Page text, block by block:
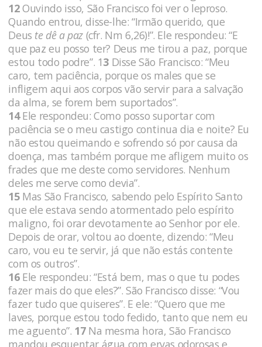
12Ouvindo isso, São Francisco foi ver o leproso.
Quando entrou, disse-lhe: “Irmão querido, que
Deus te dê a paz (cfr. Nm 6,26)!”. Ele respondeu: “E
que paz eu posso ter? Deus me tirou a paz, porque
estou todo podre”. 13 Disse São Francisco: “Meu
caro, tem paciência, porque os males que se
infligem aqui aos corpos vão servir para a salvação
da alma, se forem bem suportados”.
14Ele respondeu: Como posso suportar com
paciência se o meu castigo continua dia e noite? Eu
não estou queimando e sofrendo só por causa da
doença, mas também porque me afligem muito os
frades que me deste como servidores. Nenhum
deles me serve como devia”.
15Mas São Francisco, sabendo pelo Espírito Santo
que ele estava sendo atormentado pelo espírito
maligno, foi orar devotamente ao Senhor por ele.
Depois de orar, voltou ao doente, dizendo: “Meu
caro, vou eu te servir, já que não estás contente
com os outros”.
16 Ele respondeu: “Está bem, mas o que tu podes
fazer mais do que eles?”. São Francisco disse: “Vou
fazer tudo que quiseres”. E ele: “Quero que me
laves, porque estou todo fedido, tanto que nem eu
me aguento”. 17 Na mesma hora, São Francisco
mandou esquentar água com ervas odorosas e,